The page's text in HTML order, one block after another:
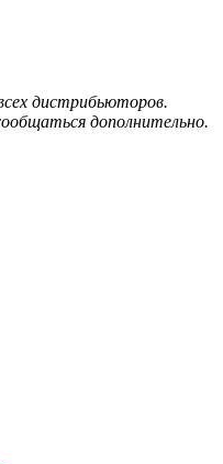
дистрибьюторов.
дополнительно.